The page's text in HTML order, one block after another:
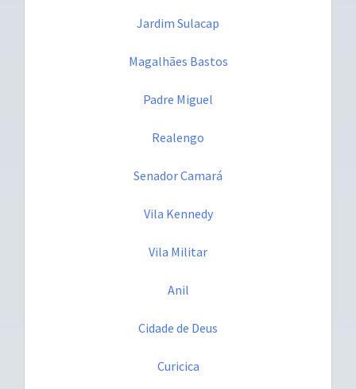
Jardim Sulacap
Magalhães Bastos
Padre Miguel
Realengo
Senador Camará
Vila Kennedy
Vila Militar
Anil
Cidade de Deus
Curicica